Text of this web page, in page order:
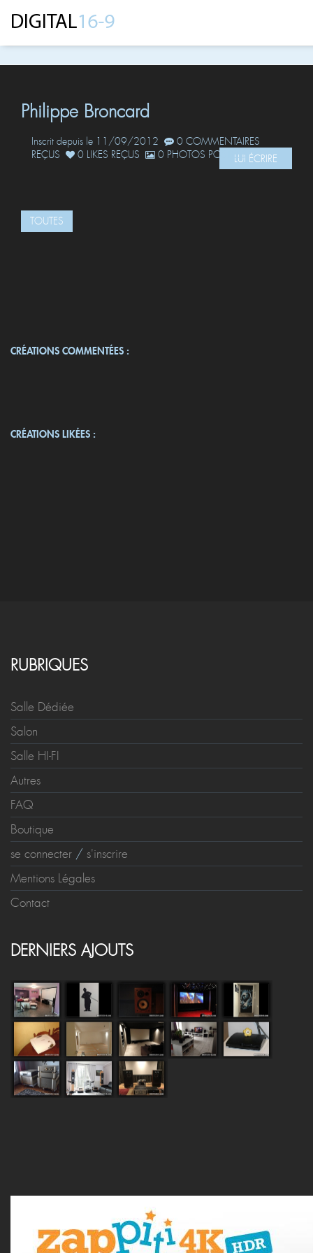
Philippe Broncard
Inscrit depuis le 11/09/2012
0 COMMENTAIRES
REÇUS
0 LIKES REÇUS 0 PHOTOS POSTÉESLUI ÉCRIRE
TOUTES
CRÉATIONS COMMENTÉES :
CRÉATIONS LIKÉES :
RUBRIQUES
Salle Dédiée
Salon
Salle HI-FI
Autres
FAQ
Boutique
se connecter / s'inscrire
Mentions Légales
Contact
DERNIERS AJOUTS